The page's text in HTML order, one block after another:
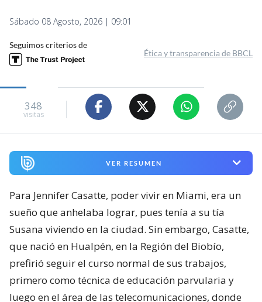
Sábado 08 Agosto, 2026 | 09:01
Seguimos criterios de
Ética y transparencia de BBCL
348
visitas
VER RESUMEN
Para Jennifer Casatte, poder vivir en Miami, era un
sueño que anhelaba lograr, pues tenía a su tía
Susana viviendo en la ciudad. Sin embargo, Casatte,
que nació en Hualpén, en la Región del Biobío,
prefirió seguir el curso normal de sus trabajos,
primero como técnica de educación parvularia y
luego en el área de las telecomunicaciones, donde